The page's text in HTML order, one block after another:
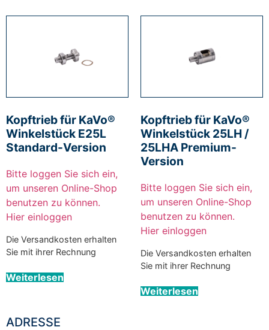
Kopftrieb für KaVo®
Winkelstück E25L
Standard-Version
Bitte loggen Sie sich ein,
um unseren Online-Shop
benutzen zu können.
Hier einloggen
Die Versandkosten erhalten
Sie mit ihrer Rechnung
Weiterlesen
Kopftrieb für KaVo®
Winkelstück 25LH /
25LHA Premium-
Version
Bitte loggen Sie sich ein,
um unseren Online-Shop
benutzen zu können.
Hier einloggen
Die Versandkosten erhalten
Sie mit ihrer Rechnung
Weiterlesen
ADRESSE